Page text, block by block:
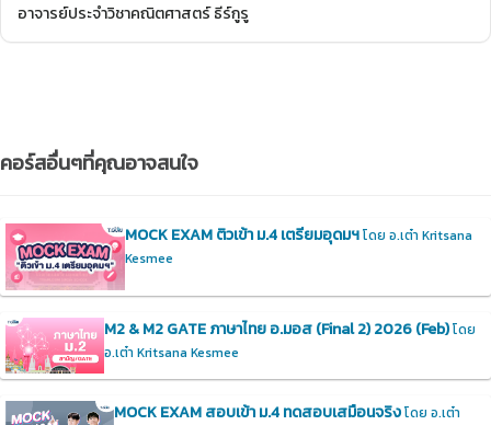
อาจารย์ประจำวิชาคณิตศาสตร์ ธีร์กูรู
คอร์สอื่นๆที่คุณอาจสนใจ
MOCK EXAM ติวเข้า ม.4 เตรียมอุดมฯโดย อ.เต๋า Kritsana
Kesmee
M2 & M2 GATE ภาษาไทย อ.มอส (Final 2) 2026 (Feb)โดย
อ.เต๋า Kritsana Kesmee
MOCK EXAM สอบเข้า ม.4 ทดสอบเสมือนจริงโดย อ.เต๋า